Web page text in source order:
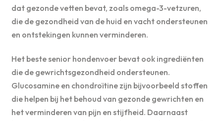
dat gezonde vetten bevat, zoals omega-3-vetzuren,
die de gezondheid van de huid en vacht ondersteunen
en ontstekingen kunnen verminderen.
Het beste senior hondenvoer bevat ook ingrediënten
die de gewrichtsgezondheid ondersteunen.
Glucosamine en chondroïtine zijn bijvoorbeeld stoffen
die helpen bij het behoud van gezonde gewrichten en
het verminderen van pijn en stijfheid. Daarnaast